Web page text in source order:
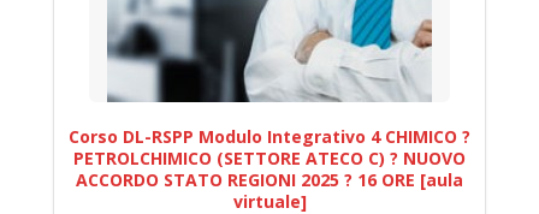
Corso DL-RSPP Modulo Integrativo 4 CHIMICO ?
PETROLCHIMICO (SETTORE ATECO C) ? NUOVO
ACCORDO STATO REGIONI 2025 ? 16 ORE [aula
virtuale]